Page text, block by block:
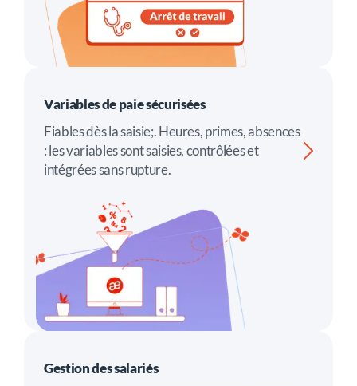
Variables de paie sécurisées
Fiables dès la saisie;. Heures, primes, absences
: les variables sont saisies, contrôlées et
intégrées sans rupture.
Gestion des salariés